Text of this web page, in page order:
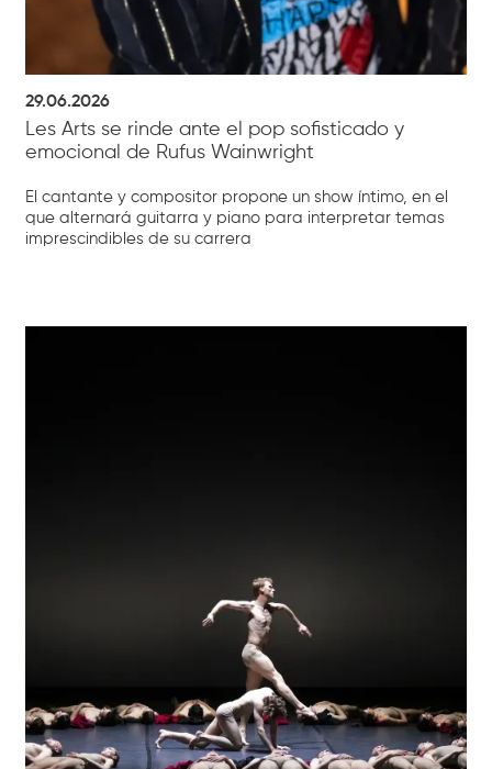
29.06.2026
Les Arts se rinde ante el pop sofisticado y
emocional de Rufus Wainwright
El cantante y compositor propone un show íntimo, en el
que alternará guitarra y piano para interpretar temas
imprescindibles de su carrera